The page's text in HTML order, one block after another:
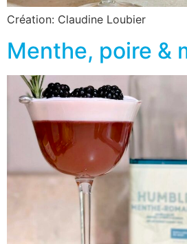
Création: Claudine Loubier
Menthe, poire &